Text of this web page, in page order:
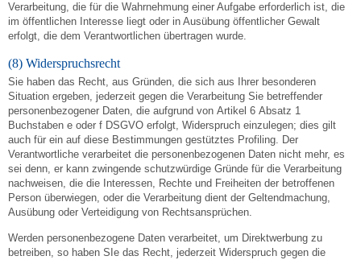
Verarbeitung, die für die Wahrnehmung einer Aufgabe erforderlich ist, die
im öffentlichen Interesse liegt oder in Ausübung öffentlicher Gewalt
erfolgt, die dem Verantwortlichen übertragen wurde.
(8) Widerspruchsrecht
Sie haben das Recht, aus Gründen, die sich aus Ihrer besonderen
Situation ergeben, jederzeit gegen die Verarbeitung Sie betreffender
personenbezogener Daten, die aufgrund von Artikel 6 Absatz 1
Buchstaben e oder f DSGVO erfolgt, Widerspruch einzulegen; dies gilt
auch für ein auf diese Bestimmungen gestütztes Profiling. Der
Verantwortliche verarbeitet die personenbezogenen Daten nicht mehr, es
sei denn, er kann zwingende schutzwürdige Gründe für die Verarbeitung
nachweisen, die die Interessen, Rechte und Freiheiten der betroffenen
Person überwiegen, oder die Verarbeitung dient der Geltendmachung,
Ausübung oder Verteidigung von Rechtsansprüchen.
Werden personenbezogene Daten verarbeitet, um Direktwerbung zu
betreiben, so haben SIe das Recht, jederzeit Widerspruch gegen die